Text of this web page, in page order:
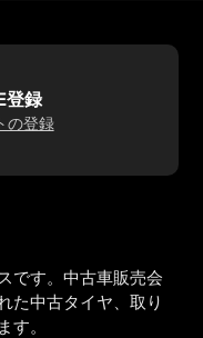
登録
の登録
です。中古車販売会
た中古タイヤ、取り
。